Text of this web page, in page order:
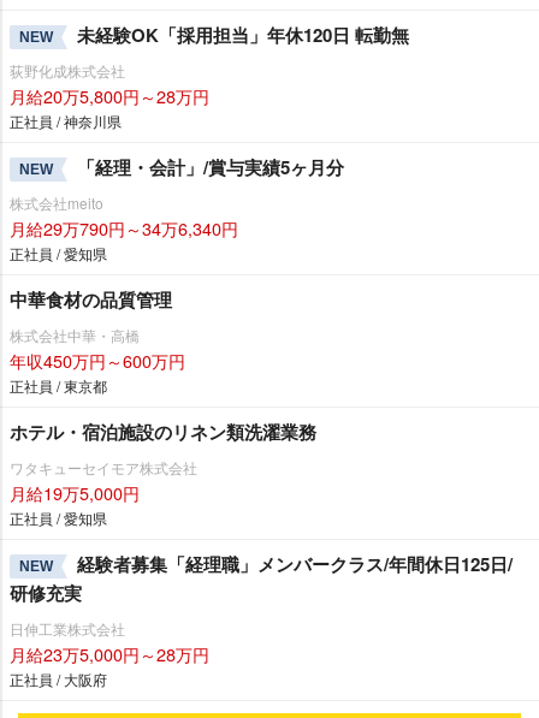
NEW 未経験OK「採用担当」年休120日 転勤無
荻野化成株式会社
月給20万5,800円～28万円
正社員 / 神奈川県
NEW 「経理・会計」/賞与実績5ヶ月分
株式会社meito
月給29万790円～34万6,340円
正社員 / 愛知県
中華食材の品質管理
株式会社中華・高橋
年収450万円～600万円
正社員 / 東京都
ホテル・宿泊施設のリネン類洗濯業務
ワタキューセイモア株式会社
月給19万5,000円
正社員 / 愛知県
NEW
経験者募集「経理職」メンバークラス/年間休日125日/
研修充実
日伸工業株式会社
月給23万5,000円～28万円
正社員 / 大阪府